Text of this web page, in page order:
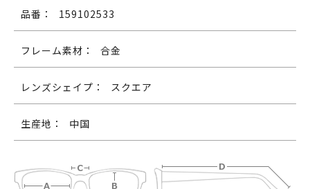
品番： 159102533
フレーム素材： 合金
レンズシェイプ： スクエア
生産地： 中国